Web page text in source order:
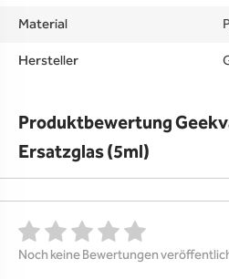
Material
Hersteller
Produktbewertung
Ersatzglas (5ml)
Noch keine Bewertungen